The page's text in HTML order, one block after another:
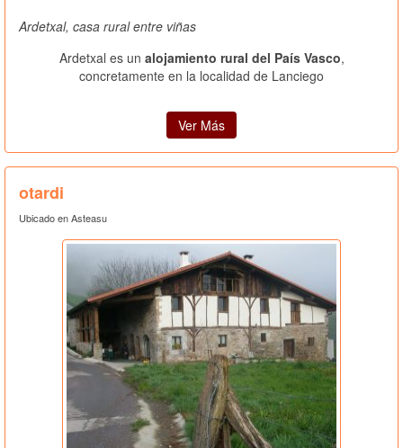
Ardetxal, casa rural entre viñas
Ardetxal es un alojamiento rural del País Vasco,
concretamente en la localidad de Lanciego
Ver Más
otardi
Ubicado en Asteasu